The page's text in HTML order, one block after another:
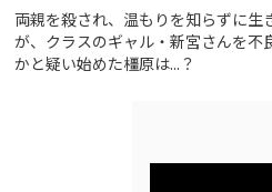
両親を殺され、温もりを知らずに生
が、クラスのギャル・新宮さんを
かと疑い始めた橿原は...？